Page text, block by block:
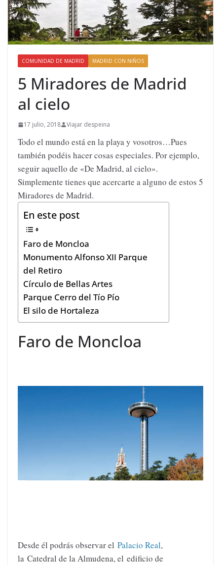
COMUNIDAD DE MADRID MADRID CON NIÑOS
5 Miradores de Madrid
al cielo
17 julio, 2018 Viajar despeina
Todo el mundo está en la playa y vosotros…Pues
también podéis hacer cosas especiales. Por ejemplo,
seguir aquello de «De Madrid, al cielo».
Simplemente tienes que acercarte a alguno de estos 5
Miradores de Madrid.
En este post
Faro de Moncloa
Monumento Alfonso XII Parque
del Retiro
Círculo de Bellas Artes
Parque Cerro del Tío Pío
El silo de Hortaleza
Faro de Moncloa
Desde él podrás observar el Palacio Real,
la Catedral de la Almudena, el edificio de